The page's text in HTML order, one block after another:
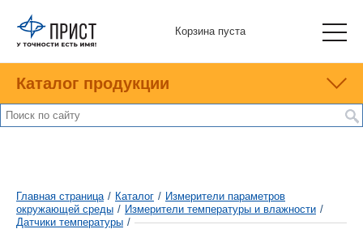
Корзина пуста
Каталог продукции
Главная страница / Каталог / Измерители параметров
окружающей среды / Измерители температуры и влажности /
Датчики температуры /